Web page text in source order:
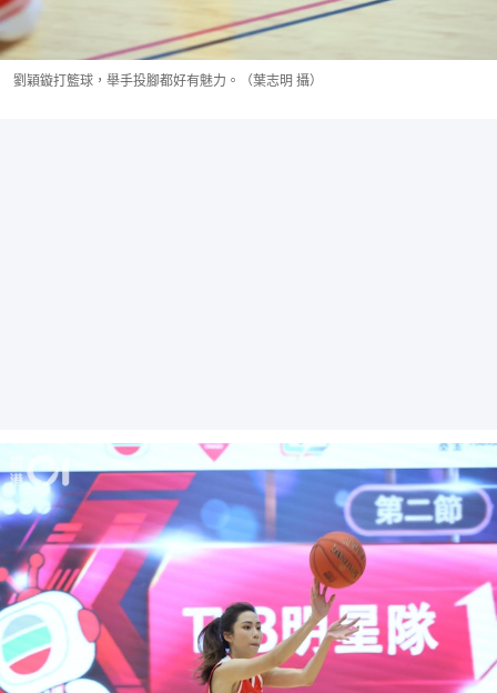
劉穎鏇打籃球，舉手投腳都好有魅力。（葉志明 攝）